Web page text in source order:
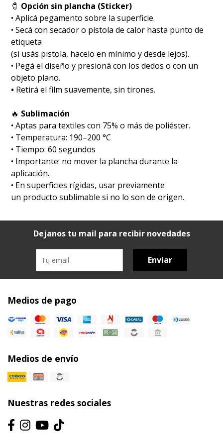
🧷 Opción sin plancha (Sticker)
• Aplicá pegamento sobre la superficie.
• Secá con secador o pistola de calor hasta punto de
etiqueta
(si usás pistola, hacelo en mínimo y desde lejos).
• Pegá el diseño y presioná con los dedos o con un
objeto plano.
• Retirá el film suavemente, sin tirones.
🔥 Sublimación
•⁠ ⁠Aptas para textiles con 75% o más de poliéster.
•⁠ ⁠Temperatura: 190–200 °C
•⁠ ⁠Tiempo: 60 segundos
•⁠ ⁠Importante: no mover la plancha durante la
aplicación.
•⁠ ⁠En superficies rígidas, usar previamente
un producto sublimable si no lo son de origen.
Dejanos tu mail para recibir novedades
Enviar
Medios de pago
Medios de envío
Nuestras redes sociales